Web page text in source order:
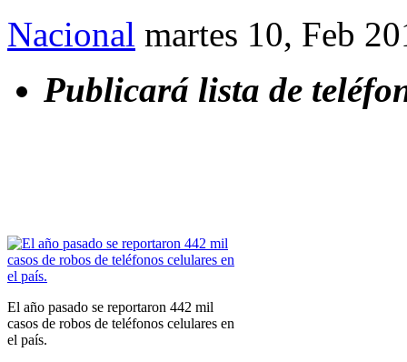
Nacional martes 10, Feb
Publicará lista de
El año pasado se reportaron 442 mil
casos de robos de teléfonos celulares en
el país.